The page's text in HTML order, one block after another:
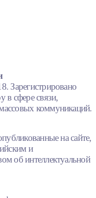
Зарегистрировано
в сфере связи,
коммуникаций.
на сайте,
и
об интеллектуальной